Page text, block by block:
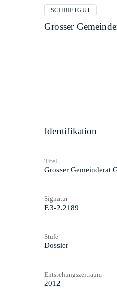
SCHRIFTGUT
Grosser
Identifikation
Titel
Grosser Gemeinderat
Signatur
F.3-2.2189
Stufe
Dossier
Entstehungszeitraum
2012